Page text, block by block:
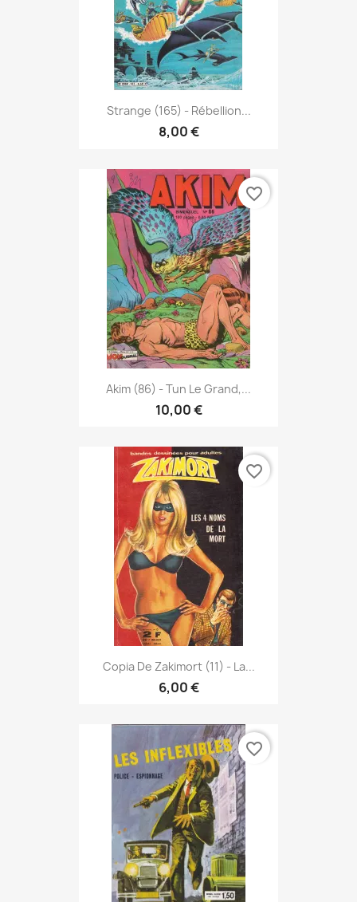
Strange (165) - Rébellion...
8,00 €
Akim (86) - Tun Le Grand,...
10,00 €
favorite_border
Copia De Zakimort (11) - La...
6,00 €
favorite_border
favorite_border